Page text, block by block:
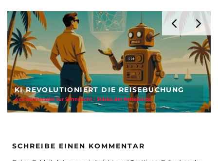
KI REVOLUTIONIERT DIE REISEBUCHUNG
Aus Suchmaske zur Sehnsucht - Stärke der Reisebüros
SCHREIBE EINEN KOMMENTAR